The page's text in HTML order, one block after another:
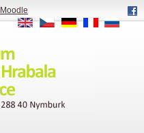
Moodle
EN
CS DE FR RU